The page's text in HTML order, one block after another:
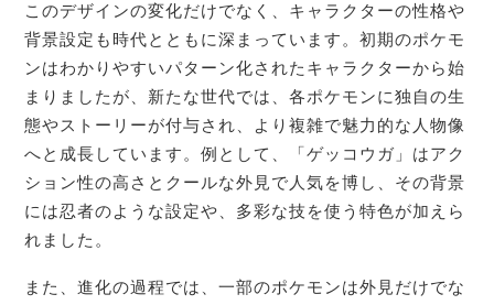
このデザインの変化だけでなく、キャラクターの性格や
背景設定も時代とともに深まっています。初期のポケモ
ンはわかりやすいパターン化されたキャラクターから始
まりましたが、新たな世代では、各ポケモンに独自の生
態やストーリーが付与され、より複雑で魅力的な人物像
へと成長しています。例として、「ゲッコウガ」はアク
ション性の高さとクールな外見で人気を博し、その背景
には忍者のような設定や、多彩な技を使う特色が加えら
れました。
また、進化の過程では、一部のポケモンは外見だけでな